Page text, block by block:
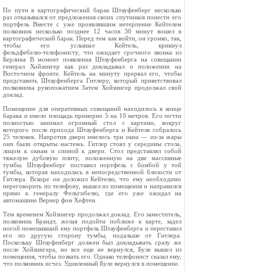
По пути в картографический барак Штауфенберг несколько
раз отказывался от предложения своих спутников понести его
портфель Вместе с уже проявлявшим нетерпение Кейтелем
полковник несколько позднее 12 часов 30 минут вошел в
картографический барак. Перед тем как войти, он громко, так,
чтобы его услышал Кейтель, крикнул
фельдфебелю‑телефонисту, что ожидает срочного звонка из
Берлина В момент появления Штауфенберга на совещании
генерал Хойзингер как раз докладывал о положении на
Восточном фронте. Кейтель на минуту прервал его, чтобы
представить Штауфенберга Гитлеру, который приветствовал
полковника рукопожатием Затем Хойзингер продолжал свой
доклад.
Помещение для оперативных совещаний находилось в конце
барака и имело площадь примерно 5 на 10 метров. Его почти
полностью занимал огромный стол с картами, вокруг
которого после прихода Штауфенберга и Кейтеля собралось
25 человек. Напротив двери имелось три окна — из‑за жары
они были открыты настежь. Гитлер стоял у середины стола,
лицом к окнам и спиной к двери. Стол представлял собой
тяжелую дубовую плиту, положенную на две массивные
тумбы. Штауфенберг поставил портфель с бомбой у той
тумбы, которая находилась в непосредственной близости от
Гитлера. Вскоре он доложил Кейтелю, что ему необходимо
переговорить по телефону, вышел из помещения и направился
прямо к генералу Фельгибелю, где его уже ожидал на
автомашине Вернер фон Хефтен.
Тем временем Хойзингер продолжал доклад. Его заместитель,
полковник Брандт, желая подойти поближе к карте, задел
ногой помешавший ему портфель Штауфенберга и переставил
его по другую сторону тумбы, подальше от Гитлера.
Поскольку Штауфенберг должен был докладывать сразу же
после Хойзингера, но все еще не вернулся, Буле вышел из
помещения, чтобы позвать его. Однако телефонист сказал ему,
что полковник исчез. Удивленный Буле вернулся в помещение.